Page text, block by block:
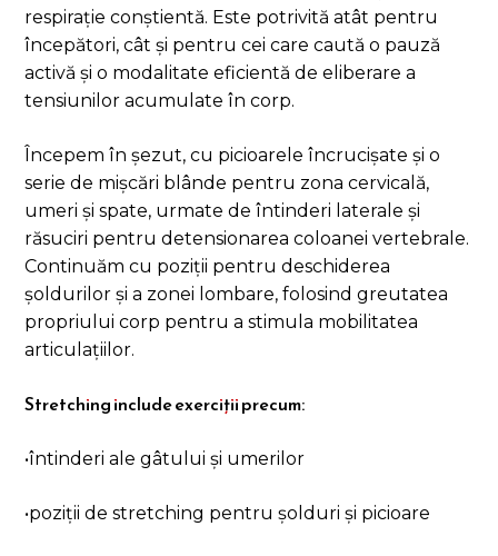
respirație conștientă. Este potrivită atât pentru
începători, cât și pentru cei care caută o pauză
activă și o modalitate eficientă de eliberare a
tensiunilor acumulate în corp.
Începem în șezut, cu picioarele încrucișate și o
serie de mișcări blânde pentru zona cervicală,
umeri și spate, urmate de întinderi laterale și
răsuciri pentru detensionarea coloanei vertebrale.
Continuăm cu poziții pentru deschiderea
șoldurilor și a zonei lombare, folosind greutatea
propriului corp pentru a stimula mobilitatea
articulațiilor.
Stretching include exerciții precum:
•întinderi ale gâtului și umerilor
•poziții de stretching pentru șolduri și picioare